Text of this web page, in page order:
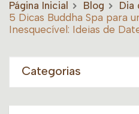
Página Inicial Blog
Dia
5 Dicas Buddha Spa para
Inesquecível: Ideias de
Categorias